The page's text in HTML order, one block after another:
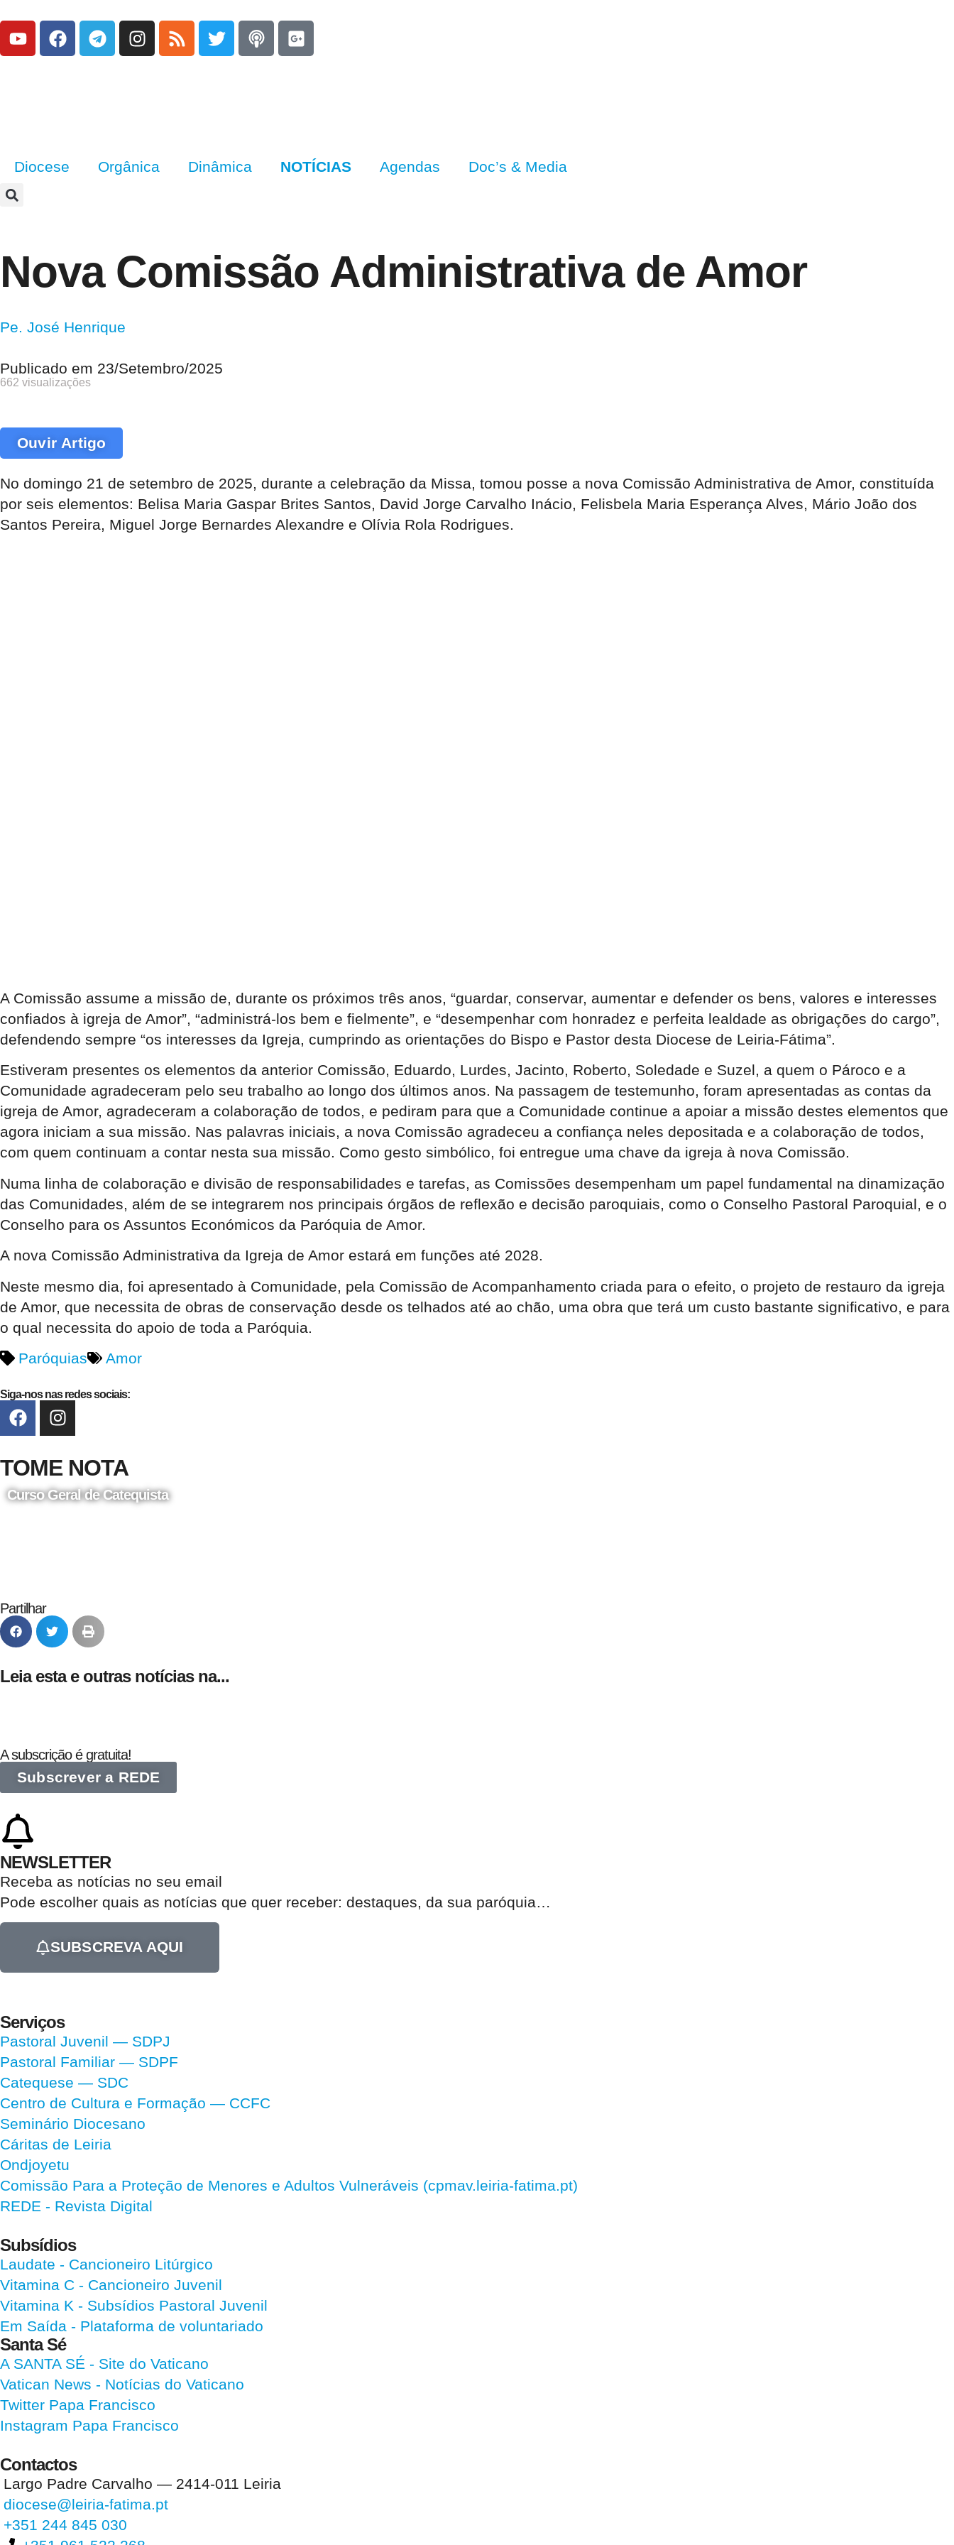
Diocese Orgânica Dinâmica NOTÍCIAS Agendas Doc’s & Media
Nova Comissão Administrativa de Amor
Pe. José Henrique
Publicado em 23/Setembro/2025
662 visualizações
Ouvir Artigo
No domingo 21 de setembro de 2025, durante a celebração da Missa, tomou posse a nova Comissão Administrativa de Amor, constituída
por seis elementos: Belisa Maria Gaspar Brites Santos, David Jorge Carvalho Inácio, Felisbela Maria Esperança Alves, Mário João dos
Santos Pereira, Miguel Jorge Bernardes Alexandre e Olívia Rola Rodrigues.
A Comissão assume a missão de, durante os próximos três anos, “guardar, conservar, aumentar e defender os bens, valores e interesses
confiados à igreja de Amor”, “administrá-los bem e fielmente”, e “desempenhar com honradez e perfeita lealdade as obrigações do cargo”,
defendendo sempre “os interesses da Igreja, cumprindo as orientações do Bispo e Pastor desta Diocese de Leiria-Fátima”.
Estiveram presentes os elementos da anterior Comissão, Eduardo, Lurdes, Jacinto, Roberto, Soledade e Suzel, a quem o Pároco e a
Comunidade agradeceram pelo seu trabalho ao longo dos últimos anos. Na passagem de testemunho, foram apresentadas as contas da
igreja de Amor, agradeceram a colaboração de todos, e pediram para que a Comunidade continue a apoiar a missão destes elementos que
agora iniciam a sua missão. Nas palavras iniciais, a nova Comissão agradeceu a confiança neles depositada e a colaboração de todos,
com quem continuam a contar nesta sua missão. Como gesto simbólico, foi entregue uma chave da igreja à nova Comissão.
Numa linha de colaboração e divisão de responsabilidades e tarefas, as Comissões desempenham um papel fundamental na dinamização
das Comunidades, além de se integrarem nos principais órgãos de reflexão e decisão paroquiais, como o Conselho Pastoral Paroquial, e o
Conselho para os Assuntos Económicos da Paróquia de Amor.
A nova Comissão Administrativa da Igreja de Amor estará em funções até 2028.
Neste mesmo dia, foi apresentado à Comunidade, pela Comissão de Acompanhamento criada para o efeito, o projeto de restauro da igreja
de Amor, que necessita de obras de conservação desde os telhados até ao chão, uma obra que terá um custo bastante significativo, e para
o qual necessita do apoio de toda a Paróquia.
Paróquias
Amor
Siga-nos nas redes sociais:
TOME NOTA
Curso Geral de Catequista
Partilhar
Leia esta e outras notícias na...
A subscrição é gratuita!
Subscrever a REDE
NEWSLETTER
Receba as notícias no seu email​
Pode escolher quais as notícias que quer receber: destaques, da sua paróquia…
SUBSCREVA AQUI
Serviços
Pastoral Juvenil — SDPJ
Pastoral Familiar — SDPF
Catequese — SDC
Centro de Cultura e Formação — CCFC
Seminário Diocesano
Cáritas de Leiria
Ondjoyetu
Comissão Para a Proteção de Menores e Adultos Vulneráveis (cpmav.leiria-fatima.pt)
REDE - Revista Digital
Subsídios
Laudate - Cancioneiro Litúrgico
Vitamina C - Cancioneiro Juvenil
Vitamina K - Subsídios Pastoral Juvenil
Em Saída - Plataforma de voluntariado
Santa Sé
A SANTA SÉ - Site do Vaticano
Vatican News - Notícias do Vaticano
Twitter Papa Francisco
Instagram Papa Francisco
Contactos
Largo Padre Carvalho — 2414-011 Leiria
diocese@leiria-fatima.pt
+351 244 845 030